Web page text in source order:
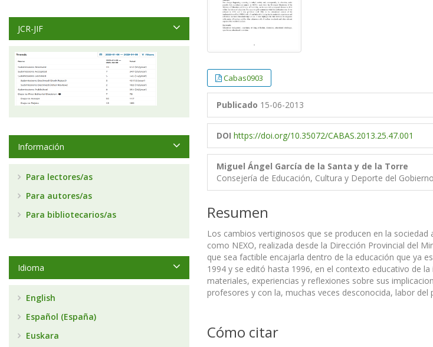
Cabas0903
Publicado 15-06-2013
DOI https://doi.org/10.35072/CABAS.2013.25.47.001
Miguel Ángel García de la Santa y de la Torre
Consejería de Educación, Cultura y Deporte del
Resumen
Los cambios vertiginosos que se producen en la
como NEXO, realizada desde la Dirección Provincial del
que sea factible encajarla dentro de la educación que ya
1994 y se editó hasta 1996, en el contexto educativo de
materiales, experiencias y reflexiones sobre sus
profesores y con la, muchas veces desconocida, labor
Cómo citar
JCR-JIF
Información
Para lectores/as
Para autores/as
Para bibliotecarios/as
Idioma
English
Español (España)
Euskara